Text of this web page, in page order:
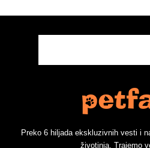
Preko 6 hiljada ekskluzivnih vesti i
životinja. Trajemo